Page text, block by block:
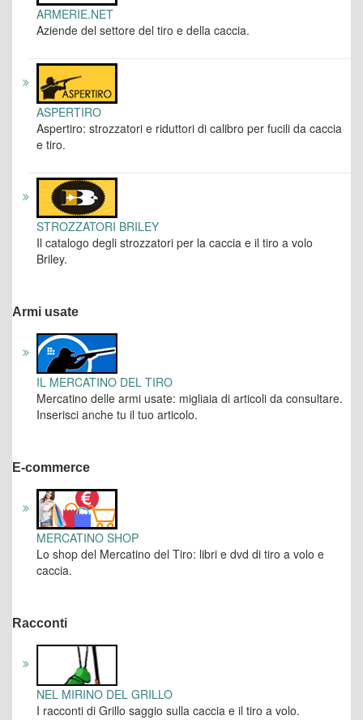
ARMERIE.NET
Aziende del settore del tiro e della caccia.
ASPERTIRO
Aspertiro: strozzatori e riduttori di calibro per fucili da caccia
e tiro.
STROZZATORI BRILEY
Il catalogo degli strozzatori per la caccia e il tiro a volo
Briley.
Armi usate
IL MERCATINO DEL TIRO
Mercatino delle armi usate: migliaia di articoli da consultare.
Inserisci anche tu il tuo articolo.
E-commerce
MERCATINO SHOP
Lo shop del Mercatino del Tiro: libri e dvd di tiro a volo e
caccia.
Racconti
NEL MIRINO DEL GRILLO
I racconti di Grillo saggio sulla caccia e il tiro a volo.